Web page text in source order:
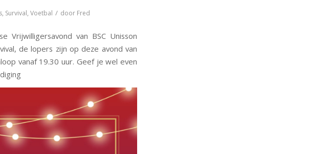
, Survival, Voetbal / door Fred
van BSC Unisson
de lopers zijn op deze avond van
vanaf 19.30 uur. Geef je wel even